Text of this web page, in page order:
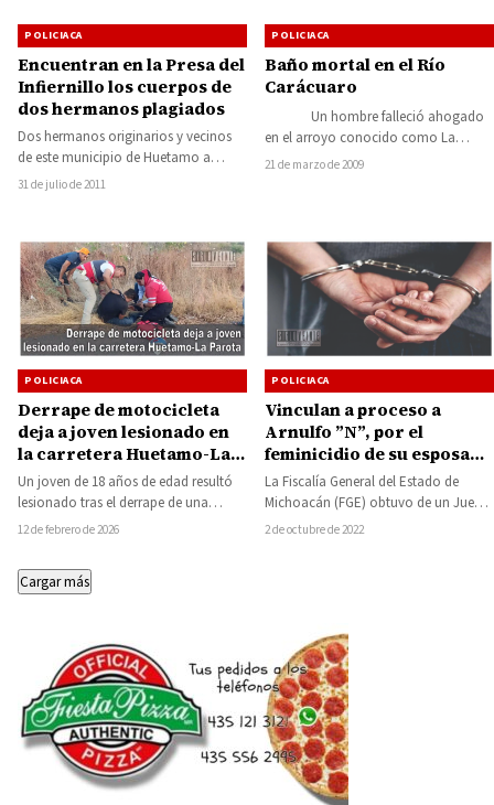
POLICIACA
Encuentran en la Presa del
Infiernillo los cuerpos de
dos hermanos plagiados
Dos hermanos originarios y vecinos
de este municipio de Huetamo a
quienes secuestró un grupo armado el
31 de julio de 2011
POLICIACA
Baño mortal en el Río
Carácuaro
Un hombre falleció ahogado
en el arroyo conocido como La
Campana, en el municipio de
21 de marzo de 2009
POLICIACA
Derrape de motocicleta
deja a joven lesionado en
la carretera Huetamo-La
Parota
Un joven de 18 años de edad resultó
lesionado tras el derrape de una
motocicleta registrado la tarde…
12 de febrero de 2026
POLICIACA
Vinculan a proceso a
Arnulfo ”N”, por el
feminicidio de su esposa
ocurrido en Tuzantla
La Fiscalía General del Estado de
Michoacán (FGE) obtuvo de un Juez
de Control vinculación a proceso
2 de octubre de 2022
Cargar más